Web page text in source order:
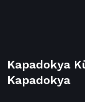
Kapadokya
Kapadokya